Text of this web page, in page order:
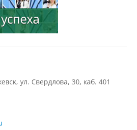
студентам
ул. Свердлова, 30, каб. 401